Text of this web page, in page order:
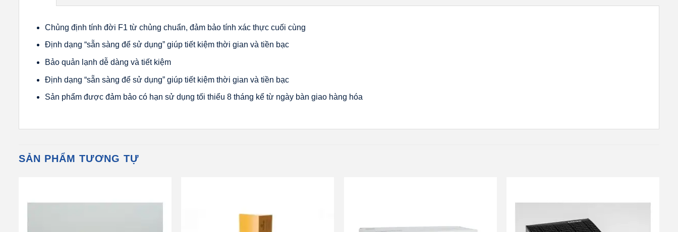
Chủng định tính đời F1 từ chủng chuẩn, đảm bảo tính xác thực cuối cùng
Định dạng “sẵn sàng để sử dụng” giúp tiết kiệm thời gian và tiền bạc
Bảo quản lạnh dễ dàng và tiết kiệm
Định dạng “sẵn sàng để sử dụng” giúp tiết kiệm thời gian và tiền bạc
Sản phẩm được đảm bảo có hạn sử dụng tối thiểu 8 tháng kể từ ngày bàn giao hàng hóa
SẢN PHẨM TƯƠNG TỰ